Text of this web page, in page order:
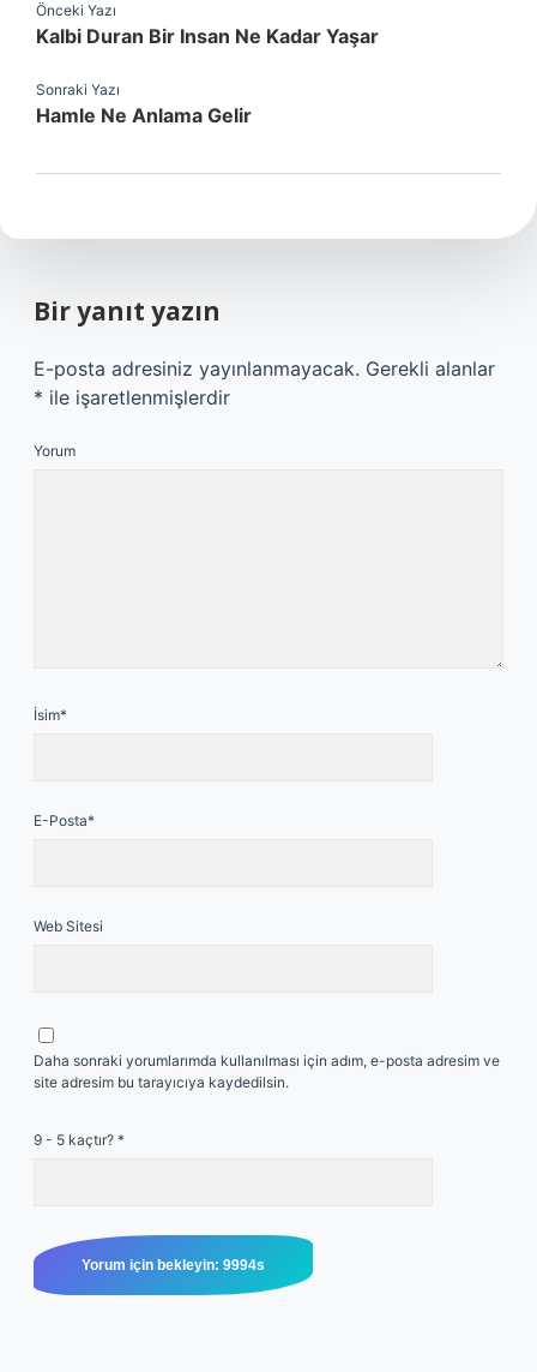
Önceki Yazı
Kalbi Duran Bir Insan Ne Kadar Yaşar
Sonraki Yazı
Hamle Ne Anlama Gelir
Bir yanıt yazın
E-posta adresiniz yayınlanmayacak. Gerekli alanlar
* ile işaretlenmişlerdir
Yorum
İsim*
E-Posta*
Web Sitesi
Daha sonraki yorumlarımda kullanılması için adım, e-posta adresim ve
site adresim bu tarayıcıya kaydedilsin.
9 - 5 kaçtır? *